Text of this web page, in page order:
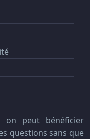
on peut bénéficier
questions sans que